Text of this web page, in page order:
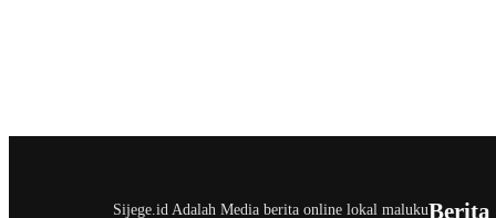
Sijege.id Adalah Media berita online lokal malukuBerita